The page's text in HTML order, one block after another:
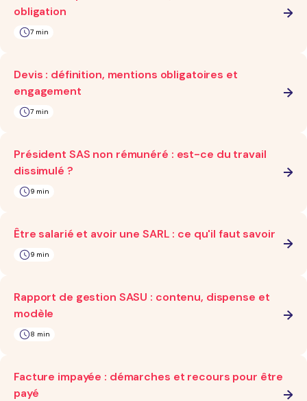
obligation
7 min
Devis : définition, mentions obligatoires et
engagement
7 min
Président SAS non rémunéré : est-ce du travail
dissimulé ?
9 min
Être salarié et avoir une SARL : ce qu'il faut savoir
9 min
Rapport de gestion SASU : contenu, dispense et
modèle
8 min
Facture impayée : démarches et recours pour être
payé